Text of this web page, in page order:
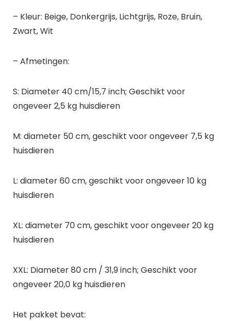
– Kleur: Beige, Donkergrijs, Lichtgrijs, Roze, Bruin,
Zwart, Wit
– Afmetingen:
S: Diameter 40 cm/15,7 inch; Geschikt voor
ongeveer 2,5 kg huisdieren
M: diameter 50 cm, geschikt voor ongeveer 7,5 kg
huisdieren
L: diameter 60 cm, geschikt voor ongeveer 10 kg
huisdieren
XL: diameter 70 cm, geschikt voor ongeveer 20 kg
huisdieren
XXL: Diameter 80 cm / 31,9 inch; Geschikt voor
ongeveer 20,0 kg huisdieren
Het pakket bevat: